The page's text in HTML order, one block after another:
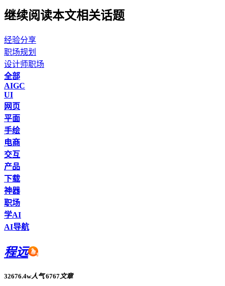
继续阅读本文相关话题
经验分享
职场规划
设计师职场
全部
AIGC
UI
网页
平面
手绘
电商
交互
产品
下载
神器
职场
学AI
AI导航
程远
32676.4w人气 6767文章